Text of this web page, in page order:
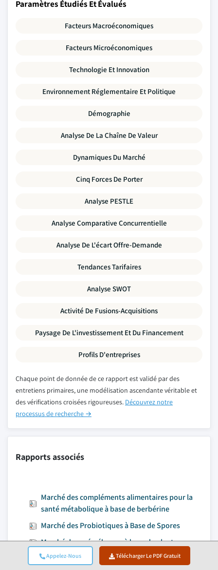
Appelez-Nous Télécharger Le PDF Gratuit
Paramètres Étudiés Et Évalués
Facteurs Macroéconomiques
Facteurs Microéconomiques
Technologie Et Innovation
Environnement Réglementaire Et Politique
Démographie
Analyse De La Chaîne De Valeur
Dynamiques Du Marché
Cinq Forces De Porter
Analyse PESTLE
Analyse Comparative Concurrentielle
Analyse De L'écart Offre-Demande
Tendances Tarifaires
Analyse SWOT
Activité De Fusions-Acquisitions
Paysage De L'investissement Et Du Financement
Profils D'entreprises
Chaque point de donnée de ce rapport est validé par des
entretiens primaires, une modélisation ascendante véritable et
des vérifications croisées rigoureuses. Découvrez notre
processus de recherche →
Rapports associés
Marché des compléments alimentaires pour la
santé métabolique à base de berbérine
Marché des Probiotiques à Base de Spores
Marché des prémélanges à base de plantes
Marché de l''extrait de feuilles de mûrier blanc